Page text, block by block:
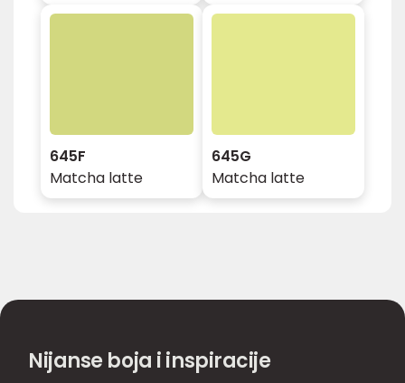
645F
Matcha latte
645G
Matcha latte
Nijanse boja i inspiracije